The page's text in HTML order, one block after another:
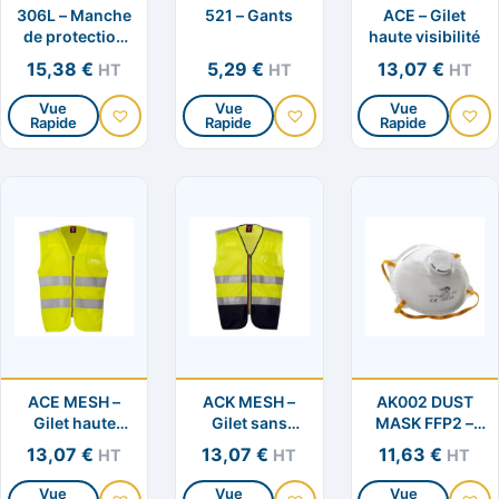
sur
la
page
du
produit
sur
page
du
produit
sur
la
page
du
produit
306L – Manche
de protection
15,38€ HT
Ce
produit
variations.
Les
options
peuvent
choisies
sur
la
page
du
Vue
Rapide
521 – Gants
5,29 € HT
Ce
produit
variations.
Les
options
peuvent
choisies
sur
la
page
du
Vue
Rapide
ACE – Gilet
haute visibilité
13,07 € HT
Ce
produit
Les
options
peuvent
choisies
sur
la
page
du
Vue
Rapide
ACE MESH –
Gilet haute
visibilité
13,07€ HT
Vue
ACK MESH –
Gilet sans
doublure haute
visibilité
13,07€ HT
Vue
AK002 DUST
MASK FFP2 –
Demi-masque
facial
11,63€ HT
Vue